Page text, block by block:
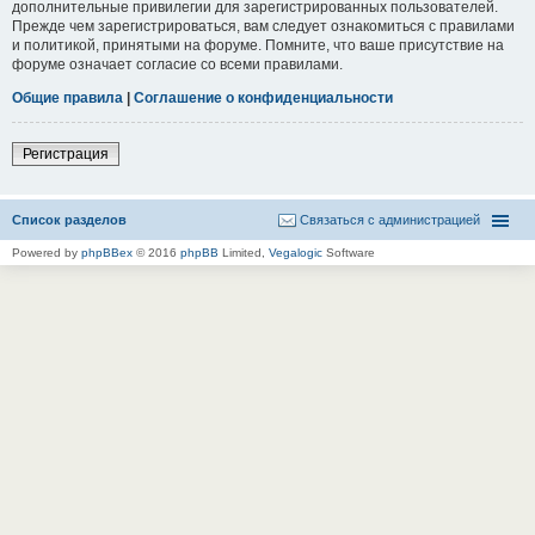
дополнительные привилегии для зарегистрированных пользователей.
Прежде чем зарегистрироваться, вам следует ознакомиться с правилами
и политикой, принятыми на форуме. Помните, что ваше присутствие на
форуме означает согласие со всеми правилами.
Общие правила | Соглашение о конфиденциальности
Регистрация
Список разделов Связаться с администрацией
Powered by phpBBex © 2016 phpBB Limited, Vegalogic Software